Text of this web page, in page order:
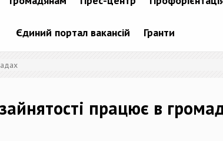
Єдиний портал вакансій Гранти
працює в